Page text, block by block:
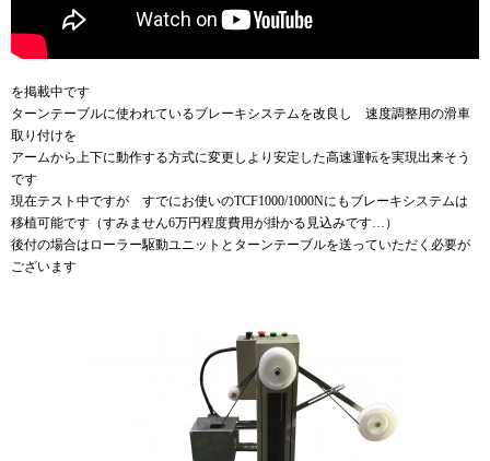
を掲載中です
ターンテーブルに使われているブレーキシステムを改良し 速度調整用の滑車
取り付けを
アームから上下に動作する方式に変更しより安定した高速運転を実現出来そう
です
現在テスト中ですが すでにお使いのTCF1000/1000Nにもブレーキシステムは
移植可能です（すみません6万円程度費用が掛かる見込みです…）
後付の場合はローラー駆動ユニットとターンテーブルを送っていただく必要が
ございます